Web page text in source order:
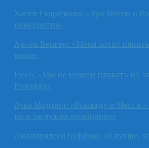
Хосеп Гвардиола: «Эра Месси и
невероятна»
Арсен Венгер: «Меня хотят
мира»
Иско: «Мы не можем плакать из-
Роналду»
Лука Модрич: «Роналду и Месси –
но я заслужил признание»
Джанлуиджи Буффон: «Я лучше,